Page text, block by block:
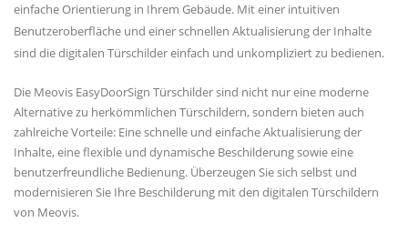
einfache Orientierung in Ihrem Gebäude. Mit einer intuitiven
Benutzeroberfläche und einer schnellen Aktualisierung der Inhalte
sind die digitalen Türschilder einfach und unkompliziert zu bedienen.
Die Meovis EasyDoorSign Türschilder sind nicht nur eine moderne
Alternative zu herkömmlichen Türschildern, sondern bieten auch
zahlreiche Vorteile: Eine schnelle und einfache Aktualisierung der
Inhalte, eine flexible und dynamische Beschilderung sowie eine
benutzerfreundliche Bedienung. Überzeugen Sie sich selbst und
modernisieren Sie Ihre Beschilderung mit den digitalen Türschildern
von Meovis.